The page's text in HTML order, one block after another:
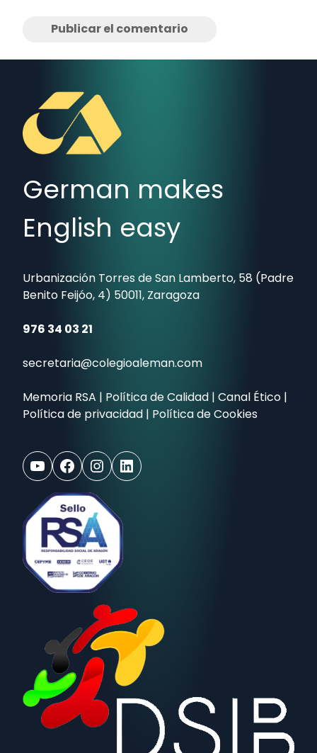
German makes
English easy
Urbanización Torres de San Lamberto, 58 (Padre
Benito Feijóo, 4) 50011, Zaragoza
976 34 03 21
secretaria@colegioaleman.com
Memoria RSA | Política de Calidad | Canal Ético |
Política de privacidad | Política de Cookies
YouTube
Facebook
Instagram
LinkedIn